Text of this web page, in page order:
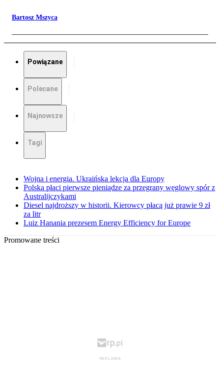
Bartosz Mszyca
Powiązane
Polecane
Najnowsze
Tagi
Wojna i energia. Ukraińska lekcja dla Europy
Polska płaci pierwsze pieniądze za przegrany węglowy spór z
Australijczykami
Diesel najdroższy w historii. Kierowcy płacą już prawie 9 zł
za litr
Luiz Hanania prezesem Energy Efficiency for Europe
Promowane treści